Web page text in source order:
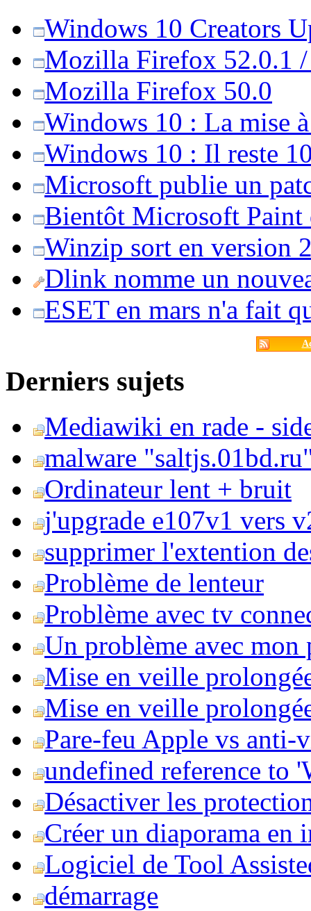
Windows 10 Creators
Mozilla Firefox 52.0.1
Mozilla Firefox 50.0
Windows 10 : La mise
Windows 10 : Il reste
Microsoft publie un
Bientôt Microsoft Paint
Winzip sort en version
Dlink nomme un
ESET en mars n'a fait
Derniers sujets
Mediawiki en rade -
malware
Ordinateur lent + bruit
j'upgrade e107v1 vers
supprimer l'extention
Problème de lenteur
Problème avec tv
Un problème avec mon
Mise en veille
Mise en veille
Pare-feu Apple vs anti-
undefined reference to
Désactiver les
Créer un diaporama en
Logiciel de Tool
démarrage